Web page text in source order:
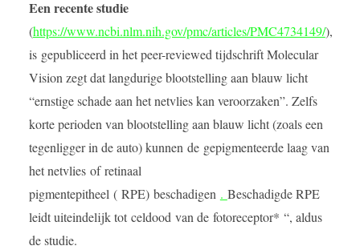
Een recente studie
(https://www.ncbi.nlm.nih.gov/pmc/articles/PMC4734149/),
is gepubliceerd in het peer-reviewed tijdschrift Molecular
Vision zegt dat langdurige blootstelling aan blauw licht
“ernstige schade aan het netvlies kan veroorzaken”. Zelfs
korte perioden van blootstelling aan blauw licht (zoals een
tegenligger in de auto) kunnen de gepigmenteerde laag van
het netvlies of retinaal
pigmentepitheel ( RPE) beschadigen . Beschadigde RPE
leidt uiteindelijk tot celdood van de fotoreceptor* “, aldus
de studie.